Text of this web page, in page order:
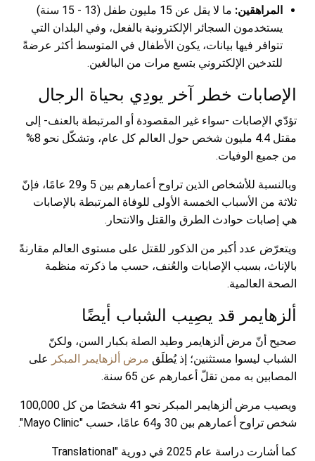
المراهقين:
ما لا يقل عن 15 مليون طفل (13 - 15 سنة)
يستخدمون السجائر الإلكترونية بالفعل، وفي البلدان التي
تتوافر فيها بيانات، يكون الأطفال في المتوسط أكثر عرضةً
للتدخين الإلكتروني بتسع مرات من البالغين.
الإصابات خطر آخر يودِي بحياة الرجال
تؤدّي الإصابات -سواء غير المقصودة أو المرتبطة بالعنف- إلى
مقتل 4.4 مليون شخص حول العالم كل عام، وتشكّل نحو 8%
من جميع الوفيات.
وبالنسبة للأشخاص الذين تراوح أعمارهم بين 5 و29 عامًا، فإنّ
ثلاثة من الأسباب الخمسة الأولى للوفاة المرتبطة بالإصابات
هي إصابات حوادث الطرق والقتل والانتحار.
ويتعرّض عدد أكبر من الذكور للقتل على مستوى العالم مقارنةً
بالإناث، بسبب الإصابات والعُنف، حسب ما ذكرته منظمة
الصحة العالمية.
ألزهايمر قد يصِيب الشباب أيضًا
صحيح أنّ مرض ألزهايمر وطيد الصلة بكبار السن، ولكنّ
الشباب ليسوا مستثنين؛ إذ يُطلَق مرض ألزهايمر المبكر على
المصابين به ممن تقلّ أعمارهم عن 65 سنة.
ويصيب مرض ألزهايمر المبكر نحو 41 شخصًا من كل 100,000
شخص تراوح أعمارهم بين 30 و64 عامًا، حسب "Mayo Clinic".
كما أشارت دراسة عام 2025 في دورية "Translational